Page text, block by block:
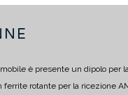
è presente un dipolo per
ferrite rotante per la ricezione